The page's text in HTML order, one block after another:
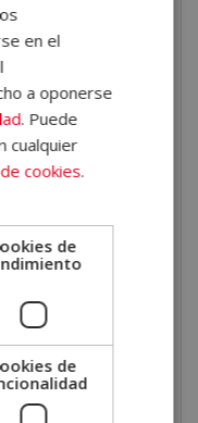
variedad de
analítico y
(BI)
Digital
en el
a oponerse
. Puede
cualquier
cookies.
de
de